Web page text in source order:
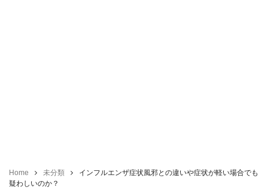
Home 未分類
インフルエンザ症状風邪との違いや症状が軽い場合でも
疑わしいのか？